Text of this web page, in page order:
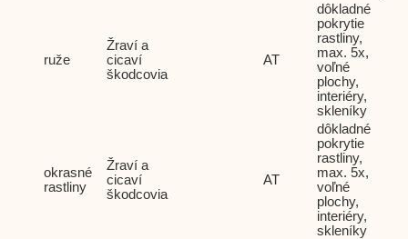
ruže
Žraví a
cicaví
škodcovia
AT
dôkladné
pokrytie
rastliny,
max. 5x,
voľné
plochy,
interiéry,
skleníky
okrasné
rastliny
Žraví a
cicaví
škodcovia
AT
dôkladné
pokrytie
rastliny,
max. 5x,
voľné
plochy,
interiéry,
skleníky